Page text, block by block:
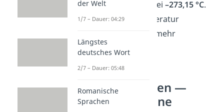
Temperatur liegt bei–273,15 °C.
Darunter ist Temperatur
physikalisch nicht mehr
definierbar.
Unnützes Wissen —
Körper und Sinne
der Welt
1/7 – Dauer: 04:29
Längstes
deutsches Wort
2/7 – Dauer: 05:48
Romanische
Sprachen